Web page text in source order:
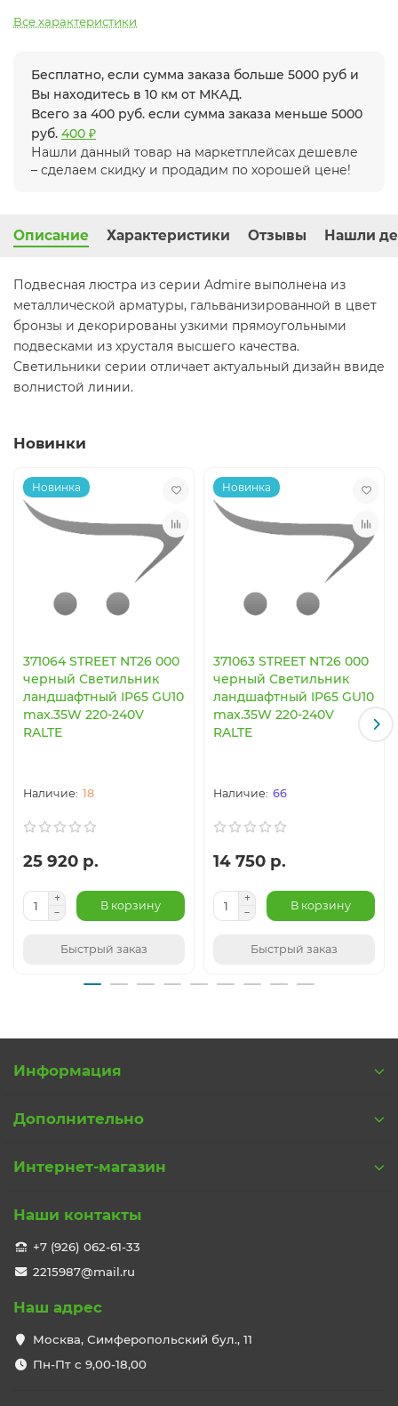
Все характеристики
Бесплатно, если сумма заказа больше 5000 руб и
Вы находитесь в 10 км от МКАД.
Всего за 400 руб. если сумма заказа меньше 5000
руб. 400 ₽
Нашли данный товар на маркетплейсах дешевле
– сделаем скидку и продадим по хорошей цене!
Описание Характеристики Отзывы Нашли
Подвесная люстра из серии Admire выполнена из
металлической арматуры, гальванизированной в цвет
бронзы и декорированы узкими прямоугольными
подвесками из хрусталя высшего качества.
Светильники серии отличает актуальный дизайн ввиде
волнистой линии.
Новинки
Новинка
371064 STREET NT26 000
черный Светильник
ландшафтный IP65 GU10
max.35W 220-240V
RALTE
18
25 920 р.
В корзину
Быстрый заказ
Новинка
371063 STREET NT26 000
черный Светильник
ландшафтный IP65 GU10
max.35W 220-240V
RALTE
66
14 750 р.
В корзину
Быстрый заказ
Информация
Дополнительно
Интернет-магазин
Наши контакты
+7 (926) 062-61-33
2215987@mail.ru
Наш адрес
Москва, Симферопольский бул., 11
Пн-Пт с 9,00-18,00